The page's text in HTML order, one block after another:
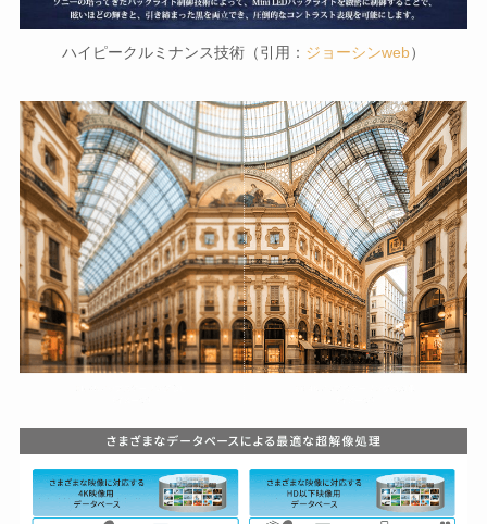
ハイピークルミナンス技術（引用： ジョーシンweb）